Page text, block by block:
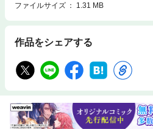
ファイルサイズ
1.31 MB
作品をシェアする